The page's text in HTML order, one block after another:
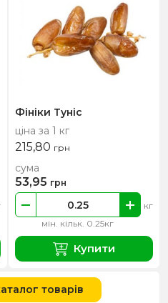
Фініки Туніс
ціна за 1 кг
215,80 грн
мін. кільк. 0.25кг
кг
сума
53,95 грн
Купити
товарів